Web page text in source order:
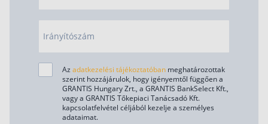
Irányítószám
Az adatkezelési tájékoztatóban meghatározottak
szerint hozzájárulok, hogy igényemtől függően a
GRANTIS Hungary Zrt., a GRANTIS BankSelect Kft.,
vagy a GRANTIS Tőkepiaci Tanácsadó Kft.
kapcsolatfelvétel céljából kezelje a személyes
adataimat.